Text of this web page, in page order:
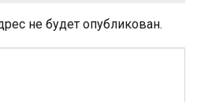
не будет опубликован.